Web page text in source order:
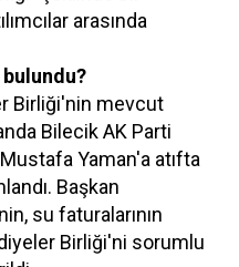
arasında
bulundu?
Birliği'nin mevcut
Bilecik AK Parti
Yaman'a atıfta
Başkan
su faturalarının
Birliği'ni sorumlu